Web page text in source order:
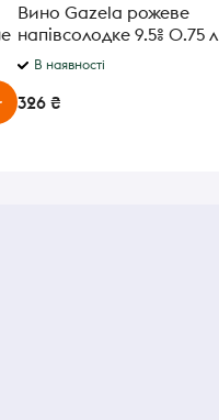
Вино Gazela рожеве
напівсолодке 9.5% 0.75 л
В наявності
326 ₴